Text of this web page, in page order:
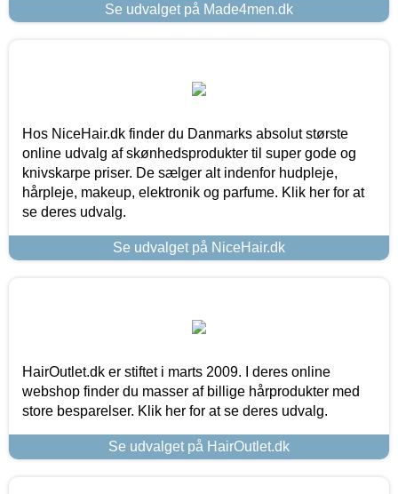
Se udvalget på Made4men.dk
Hos NiceHair.dk finder du Danmarks absolut største
online udvalg af skønhedsprodukter til super gode og
knivskarpe priser. De sælger alt indenfor hudpleje,
hårpleje, makeup, elektronik og parfume. Klik her for at
se deres udvalg.
Se udvalget på NiceHair.dk
HairOutlet.dk er stiftet i marts 2009. I deres online
webshop finder du masser af billige hårprodukter med
store besparelser. Klik her for at se deres udvalg.
Se udvalget på HairOutlet.dk